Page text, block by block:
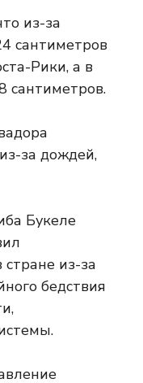
из-за
сантиметров
Рики, а в
сантиметров.
за дождей,
Букеле
из-за
бедствия